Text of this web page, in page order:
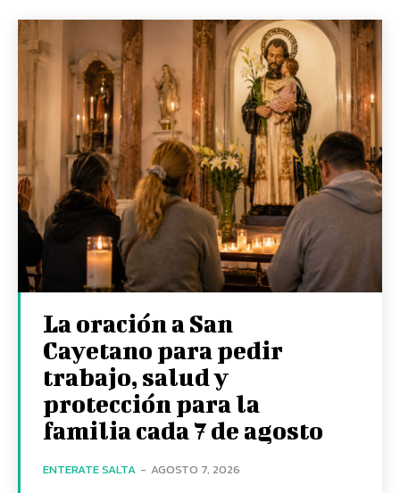
La oración a San
Cayetano para pedir
trabajo, salud y
protección para la
familia cada 7 de agosto
ENTERATE SALTA - AGOSTO 7, 2026